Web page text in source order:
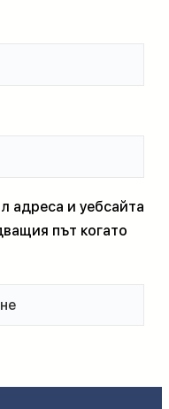
адреса и уебсайта
път когато